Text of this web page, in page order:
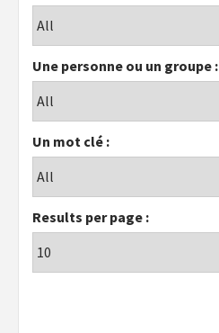
Une personne ou un groupe :
Un mot clé :
Results per page :